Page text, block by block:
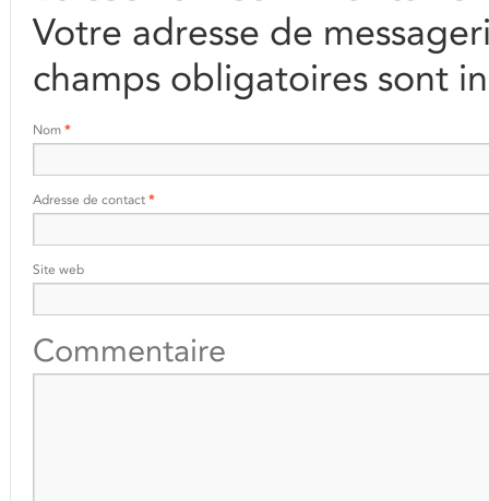
Votre adresse de
champs obligatoires sont
Nom *
Adresse de contact *
Site web
Commentaire